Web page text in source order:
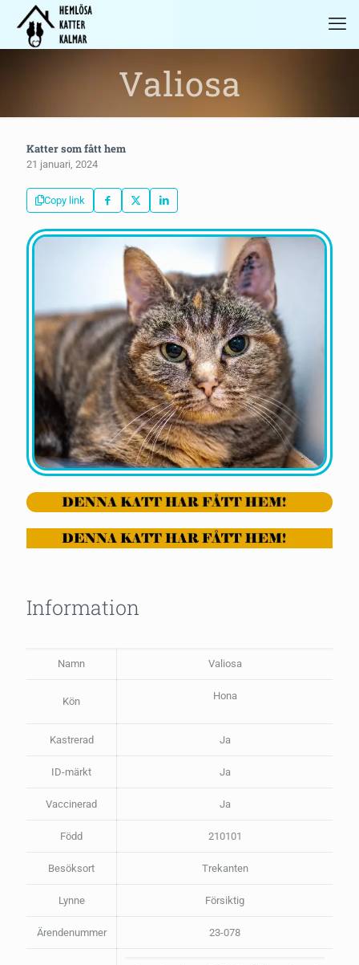
Valiosa
Katter som fått hem
21 januari, 2024
Copy link
Information
Namn Valiosa
Kön Hona
Kastrerad Ja
ID-märkt Ja
Vaccinerad Ja
Född 210101
Besöksort Trekanten
Lynne Försiktig
Ärendenummer 23-078